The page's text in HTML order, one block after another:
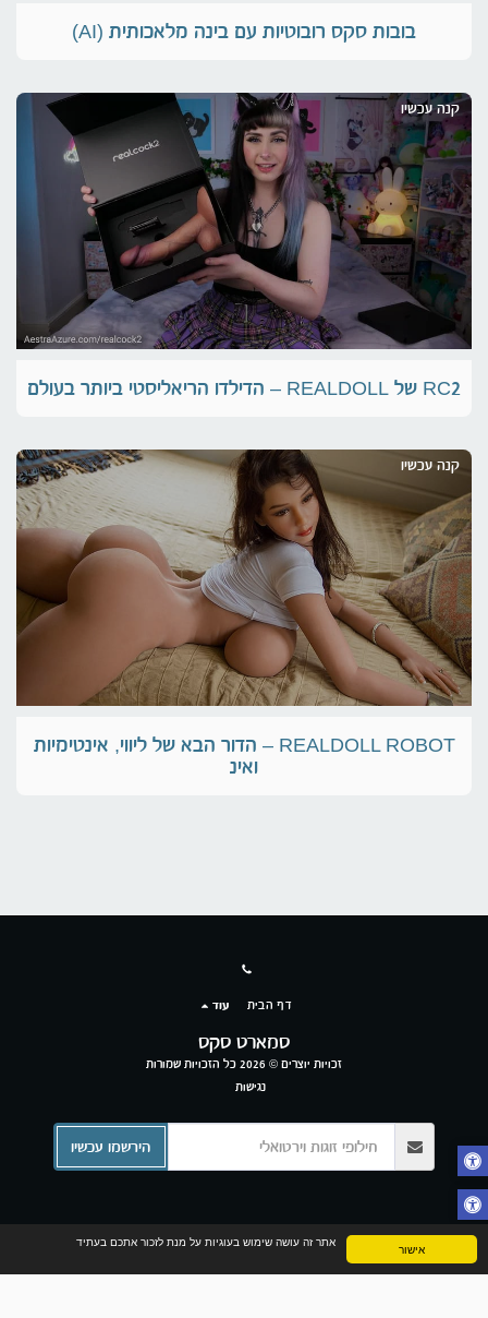
אישור אתר זה עושה שימוש בעוגיות על מנת לזכור אתכם בעתיד
בובות סקס רובוטיות עם בינה מלאכותית (AI)
קנה עכשיו
RC2 של REALDOLL – הדילדו הריאליסטי ביותר בעולם
קנה עכשיו
REALDOLL ROBOT – הדור הבא של ליווי, אינטימיות
ואינ
סמארט סקס
זכויות יוצרים © 2026 כל הזכויות שמורות
נגישות
דף הבית עוד
הירשמו עכשיו